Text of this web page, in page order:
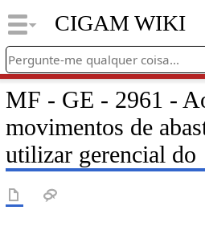
CIGAM WIKI
MF - GE - 2961 -
movimentos de
utilizar gerencial do